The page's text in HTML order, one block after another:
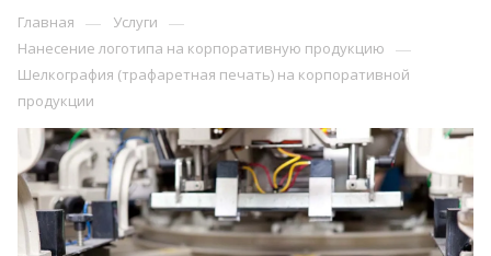
Главная — Услуги —
Нанесение логотипа на корпоративную продукцию —
Шелкография (трафаретная печать) на корпоративной
продукции